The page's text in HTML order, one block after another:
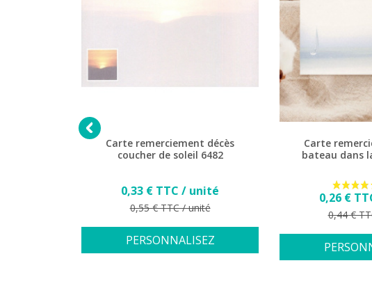

Carte remerciement décès
coucher de soleil 6482
Prix
0,33 € TTC / unité
Prix de base
0,55 € TTC / unité
PERSONNALISEZ
Carte
bateau dans
0,26 €
Prix de
0,44 €